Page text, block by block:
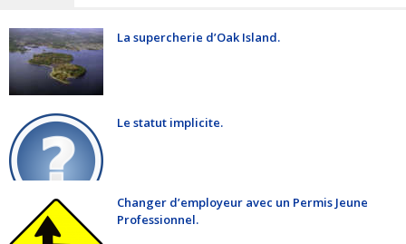
La supercherie d’Oak Island.
Le statut implicite.
Changer d’employeur avec un Permis Jeune
Professionnel.